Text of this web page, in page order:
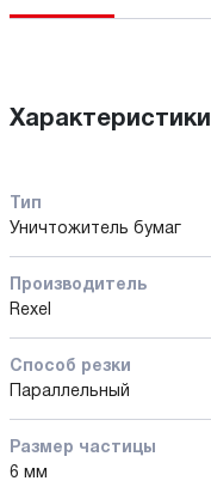
Характеристики
Тип
Уничтожитель бумаг
Производитель
Rexel
Способ резки
Параллельный
Размер частицы
6 мм